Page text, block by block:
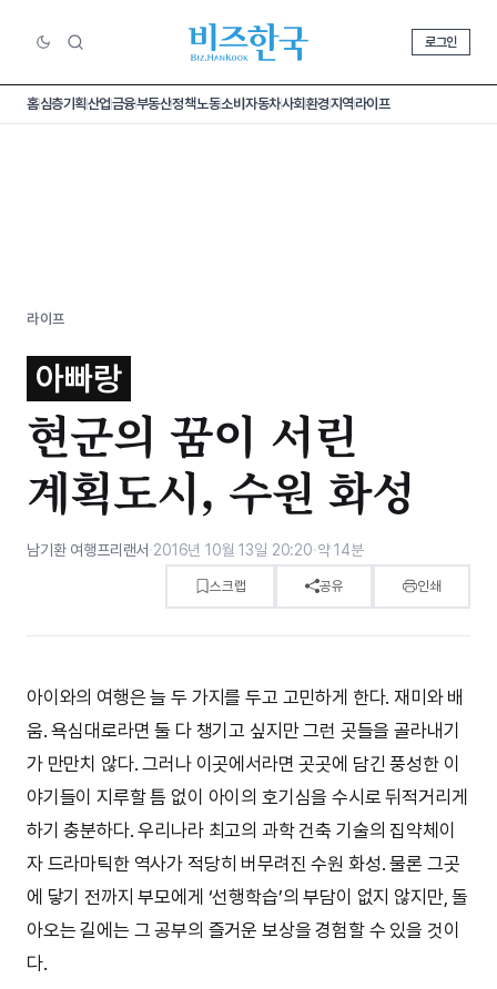
로그인
홈심층기획산업금융부동산정책노동소비 자동차사회환경지역라이프
라이프
아빠랑
현군의 꿈이 서린
계획도시, 수원 화성
남기환 여행프리랜서·2016년 10월 13일 20:20·약 14분
스크랩 공유 인쇄
아이와의 여행은 늘 두 가지를 두고 고민하게 한다. 재미와 배
움. 욕심대로라면 둘 다 챙기고 싶지만 그런 곳들을 골라내기
가 만만치 않다. 그러나 이곳에서라면 곳곳에 담긴 풍성한 이
야기들이 지루할 틈 없이 아이의 호기심을 수시로 뒤적거리게
하기 충분하다. 우리나라 최고의 과학 건축 기술의 집약체이
자 드라마틱한 역사가 적당히 버무려진 수원 화성. 물론 그곳
에 닿기 전까지 부모에게 ‘선행학습’의 부담이 없지 않지만, 돌
아오는 길에는 그 공부의 즐거운 보상을 경험할 수 있을 것이
다.